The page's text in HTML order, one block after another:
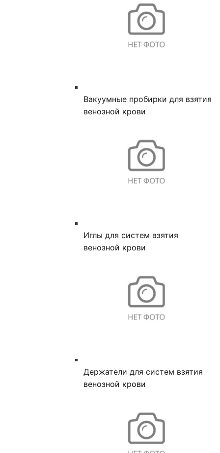
Вакуумные пробирки для взятия
венозной крови
Иглы для систем взятия
венозной крови
Держатели для систем взятия
венозной крови